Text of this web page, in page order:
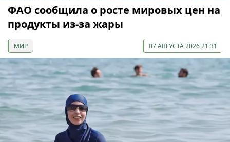
ФАО сообщила о росте мировых цен на
продукты из-за жары
МИР 07 АВГУСТА 2026 21:31